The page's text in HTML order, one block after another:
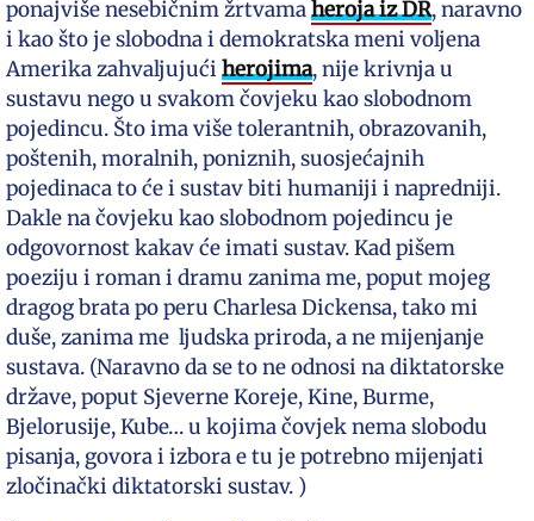
ponajviše nesebičnim žrtvamaheroja iz DR, naravno
i kao što je slobodna i demokratska meni voljena
Amerika zahvaljujući herojima, nije krivnja u
sustavu nego u svakom čovjeku kao slobodnom
pojedincu. Što ima više tolerantnih, obrazovanih,
poštenih, moralnih, poniznih, suosjećajnih
pojedinaca to će i sustav biti humaniji i napredniji.
Dakle na čovjeku kao slobodnom pojedincu je
odgovornost kakav će imati sustav. Kad pišem
poeziju i roman i dramu zanima me, poput mojeg
dragog brata po peru Charlesa Dickensa, tako mi
duše, zanima me ljudska priroda, a ne mijenjanje
sustava. (Naravno da se to ne odnosi na diktatorske
države, poput Sjeverne Koreje, Kine, Burme,
Bjelorusije, Kube… u kojima čovjek nema slobodu
pisanja, govora i izbora e tu je potrebno mijenjati
zločinački diktatorski sustav. )